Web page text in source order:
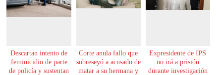
Descartan intento de
feminicidio de parte
de policía y sustentan
Corte anula fallo que
sobreseyó a acusado de
matar a su hermana y
Expresidente de IPS
no irá a prisión
durante investigación